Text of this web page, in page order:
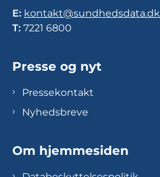
E: kontakt@sundhedsdata.dk
T: 7221 6800
Presse og nyt
Pressekontakt
Nyhedsbreve
Om hjemmesiden